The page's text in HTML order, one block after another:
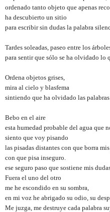
ordenado tanto objeto que apenas
ha descubierto un sitio
para escribir sin dudas la palabra
Tardes soleadas, paseo entre los
para sentir que sólo se ha olvidado lo
Ordena objetos grises,
mira al cielo y blasfema
sintiendo que ha olvidado las palabras
Bebo en el aire
esta humedad probable del agua que
siento que voy pisando
las pisadas distantes con que borra mis
con que pisa inseguro.
ese seguro paso que sostiene mis
Fuera el uno del otro
me he escondido en su sombra,
en mi voz he abrigado su odio, su
Me juzga, me destruye cada palabra